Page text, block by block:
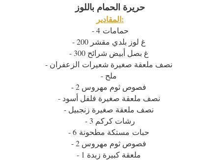
حريرة الحمام باللوز
المقادير:
- 4 حمامات
- 3 رشات كركم